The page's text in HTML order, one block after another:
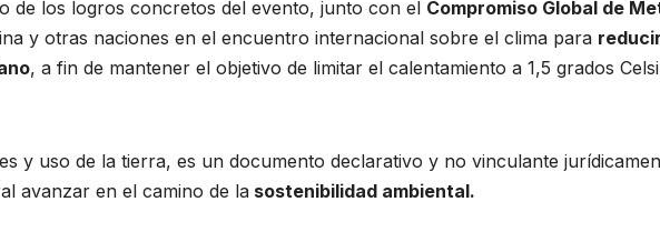
de los logros concretos del evento, junto con el Compromiso Global de
y otras naciones en el encuentro internacional sobre el clima para
, a fin de mantener el objetivo de limitar el calentamiento a 1,5 grados
y uso de la tierra, es un documento declarativo y no vinculante
avanzar en el camino de la sostenibilidad ambiental.